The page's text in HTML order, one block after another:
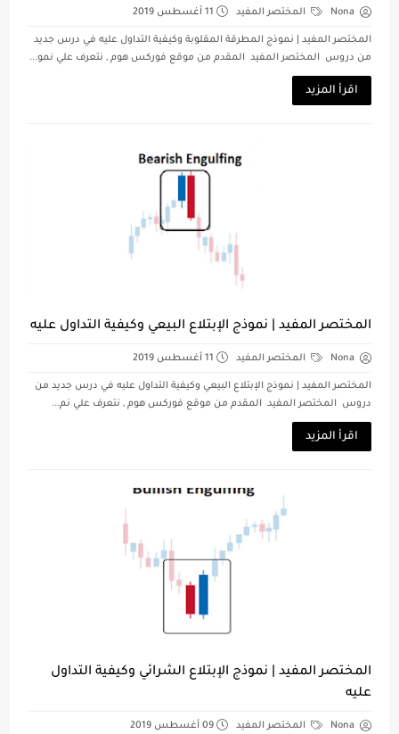
Nona المختصر المفيد 11 أغسطس 2019
المختصر المفيد | نموذج المطرقة المقلوبة وكيفية التداول عليه في درس جديد
من دروس المختصر المفيد المقدم من موقع فوركس هوم , نتعرف علي نمو...
اقرأ المزيد
المختصر المفيد | نموذج الإبتلاع البيعي وكيفية التداول عليه
Nona المختصر المفيد 11 أغسطس 2019
المختصر المفيد | نموذج الإبتلاع البيعي وكيفية التداول عليه في درس جديد من
دروس المختصر المفيد المقدم من موقع فوركس هوم , نتعرف علي نم...
اقرأ المزيد
المختصر المفيد | نموذج الإبتلاع الشرائي وكيفية التداول
عليه
Nona المختصر المفيد 09 أغسطس 2019